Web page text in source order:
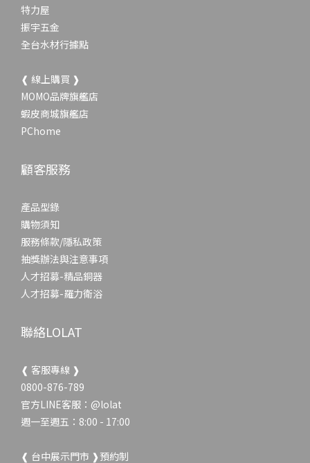
特力屋
振宇五金
全台水材行據點
❰ 線上購買 ❱
MOMO品牌旗艦店
蝦皮商城旗艦店
PChome
顧客服務
產品型錄
購物須知
服務條款/隱私政策
抽獎辦法與注意事項
人才招募-精品銅器
人才招募-羅力衛浴
聯絡LOLAT
❰ 客服專線 ❱
0800-876-789
官方LINE客服： @lolat
週一至週五：8:00 - 17:00
❰ 台中展示門市 ❱預約制